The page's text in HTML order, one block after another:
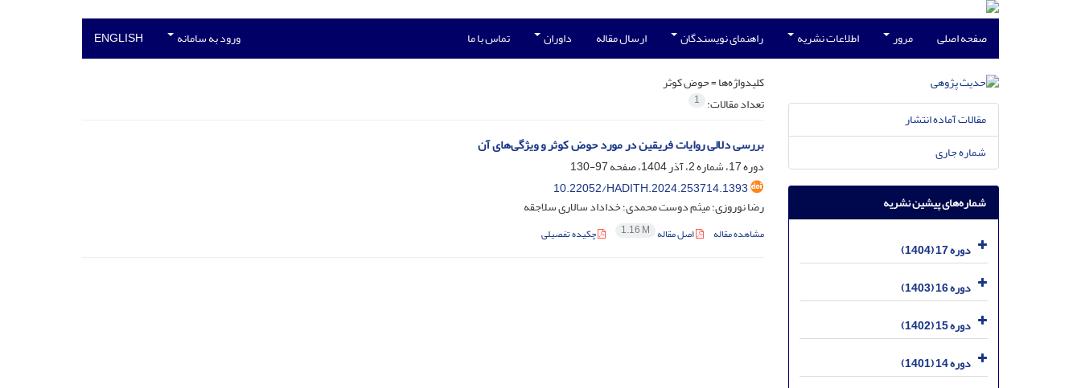
صفحه اصلی مرور اطلاعات نشریه راهنمای نویسندگان ارسال مقاله داوران تماس با ما ورود به سامانه ENGLISH
کلیدواژه‌ها =حوض کوثر
تعداد مقالات: 1
بررسی دلالی روایات فریقین در مورد حوض کوثر و ویژگی‌های آن
دوره 17، شماره 2، آذر 1404، صفحه
97-130
10.22052/HADITH.2024.253714.1393
رضا نوروزی؛ میثم دوست محمدی؛ خداداد سالاری سلاجقه
مشاهده مقاله اصل مقاله 1.16 M چکیده تفصیلی
مقالات آماده انتشار
شماره جاری
شماره‌های پیشین نشریه
دوره 17 (1404)
دوره 16 (1403)
دوره 15 (1402)
دوره 14 (1401)